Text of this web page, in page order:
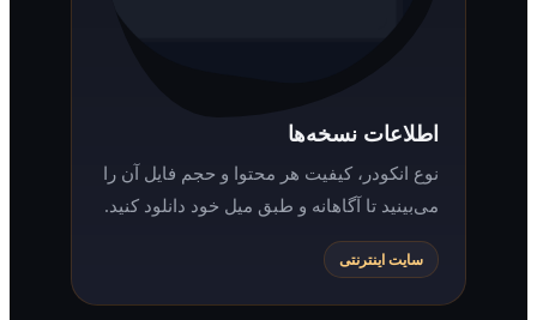
اطلاعات نسخه‌ها
نوع انکودر، کیفیت هر محتوا و حجم فایل آن را
می‌بینید تا آگاهانه و طبق میل خود دانلود کنید.
سایت اینترنتی